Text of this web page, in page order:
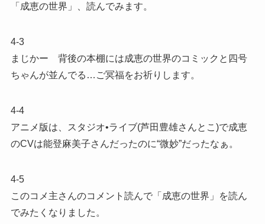
「成恵の世界」、読んでみます。
4-3
まじかー 背後の本棚には成恵の世界のコミックと四号
ちゃんが並んでる…ご冥福をお祈りします。
4-4
アニメ版は、スタジオ•ライブ(芦田豊雄さんとこ)で成恵
のCVは能登麻美子さんだったのに“微妙”だったなぁ。
4-5
このコメ主さんのコメント読んで「成恵の世界」を読ん
でみたくなりました。